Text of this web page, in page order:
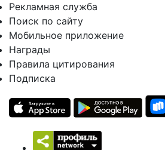
Рекламная служба
Поиск по сайту
Мобильное приложение
Награды
Правила цитирования
Подписка